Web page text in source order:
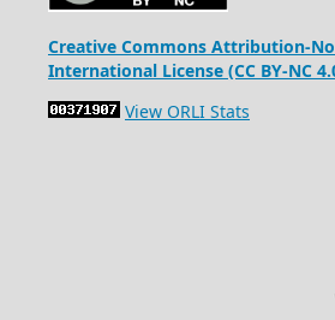
Creative Commons Attribution-
International License (CC BY-NC
View ORLI Stats